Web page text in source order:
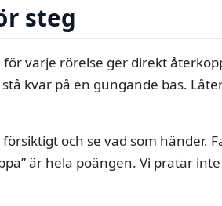
steg
varje rörelse ger direkt
kvar på en gungande bas.
och se vad som händer.
är hela poängen. Vi pratar